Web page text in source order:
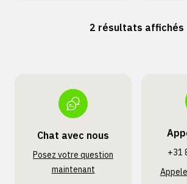
2 résultats affichés
Chat avec nous
Posez votre question
maintenant
+31